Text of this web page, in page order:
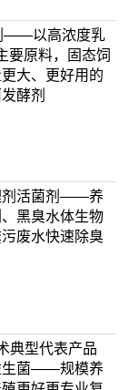
——以高浓度乳
要原料，固态饲
大、更好用的
酵剂
剂活菌剂——养
黑臭水体生物
废水快速除臭
典型代表产品
菌——规模养